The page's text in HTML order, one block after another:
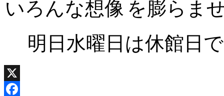
いろんな想像 を膨らま
明日水曜日は休館日
X